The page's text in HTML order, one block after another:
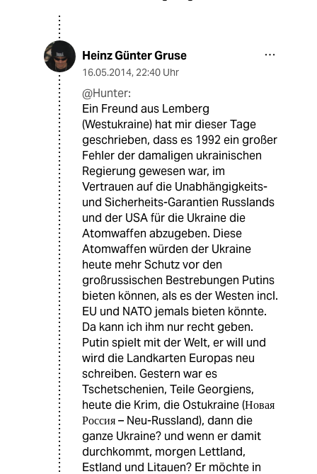
Heinz Günter Gruse
16.05.2014, 22:40 Uhr
@Hunter:
Ein Freund aus Lemberg
(Westukraine) hat mir dieser Tage
geschrieben, dass es 1992 ein großer
Fehler der damaligen ukrainischen
Regierung gewesen war, im
Vertrauen auf die Unabhängigkeits-
und Sicherheits-Garantien Russlands
und der USA für die Ukraine die
Atomwaffen abzugeben. Diese
Atomwaffen würden der Ukraine
heute mehr Schutz vor den
großrussischen Bestrebungen Putins
bieten können, als es der Westen incl.
EU und NATO jemals bieten könnte.
Da kann ich ihm nur recht geben.
Putin spielt mit der Welt, er will und
wird die Landkarten Europas neu
schreiben. Gestern war es
Tschetschenien, Teile Georgiens,
heute die Krim, die Ostukraine (Новая
Россия – Neu-Russland), dann die
ganze Ukraine? und wenn er damit
durchkommt, morgen Lettland,
Estland und Litauen? Er möchte in